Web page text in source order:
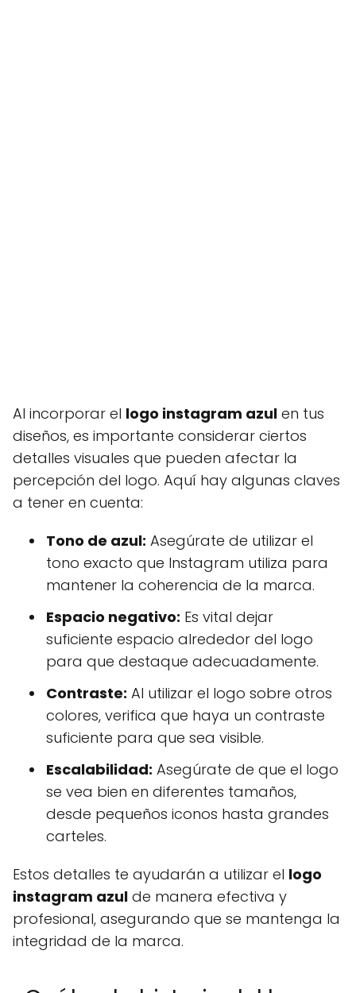
Al incorporar el logo instagram azul en tus
diseños, es importante considerar ciertos
detalles visuales que pueden afectar la
percepción del logo. Aquí hay algunas claves
a tener en cuenta:
Tono de azul: Asegúrate de utilizar el
tono exacto que Instagram utiliza para
mantener la coherencia de la marca.
Espacio negativo: Es vital dejar
suficiente espacio alrededor del logo
para que destaque adecuadamente.
Contraste: Al utilizar el logo sobre otros
colores, verifica que haya un contraste
suficiente para que sea visible.
Escalabilidad: Asegúrate de que el logo
se vea bien en diferentes tamaños,
desde pequeños iconos hasta grandes
carteles.
Estos detalles te ayudarán a utilizar el logo
instagram azul de manera efectiva y
profesional, asegurando que se mantenga la
integridad de la marca.